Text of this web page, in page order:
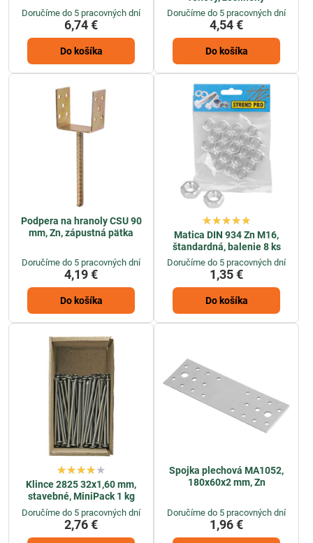
Doručíme do 5 pracovných dní
6,74 €
Do košíka
Doručíme do 5 pracovných dní
4,54 €
Do košíka
Podpera na hranoly CSU 90
mm, Zn, zápustná pätka
Doručíme do 5 pracovných dní
4,19 €
Do košíka
Matica DIN 934 Zn M16,
štandardná, balenie 8 ks
Doručíme do 5 pracovných dní
1,35 €
Do košíka
Klince 2825 32x1,60 mm,
stavebné, MiniPack 1 kg
Doručíme do 5 pracovných dní
2,76 €
Spojka plechová MA1052,
180x60x2 mm, Zn
Doručíme do 5 pracovných dní
1,96 €